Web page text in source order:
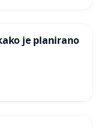
je planirano